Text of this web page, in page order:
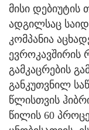
მისი დებიუტის
ადგილსაც
კომპანია
ევროკავშირის
გამკაცრების
განკუთვნილ
წლისთვის
წილის 60